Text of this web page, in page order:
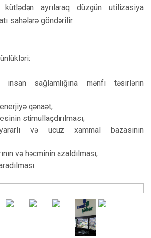
kütlədən ayrılaraq düzgün utilizasiya
sahələrə göndərilir.
sağlamlığına mənfi təsirlərin
qənaət;
stimullaşdırılması;
və ucuz xammal bazasının
və həcminin azaldılması;